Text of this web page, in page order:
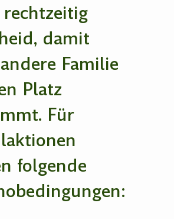
damit
Familie
Platz
Für
folgende